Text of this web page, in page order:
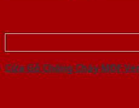
Cửa Gỗ Chống Cháy MDF